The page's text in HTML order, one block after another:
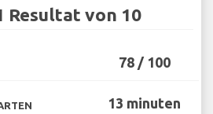
Resultat von 10
78 / 100
13 minuten